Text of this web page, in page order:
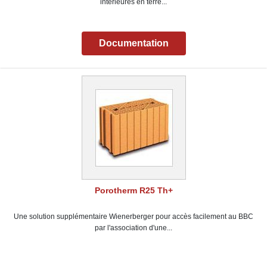
intérieures en terre...
Documentation
Porotherm R25 Th+
Une solution supplémentaire Wienerberger pour accès facilement au BBC
par l'association d'une...